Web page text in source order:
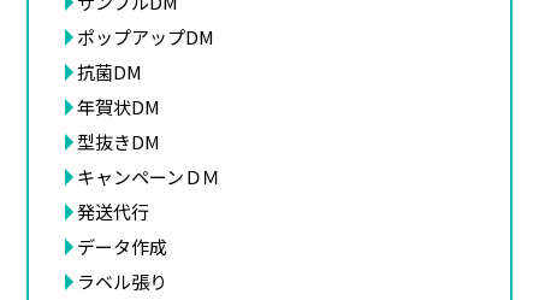
ポップアップDM
抗菌DM
年賀状DM
型抜きDM
キャンペーンＤＭ
発送代行
データ作成
ラベル張り